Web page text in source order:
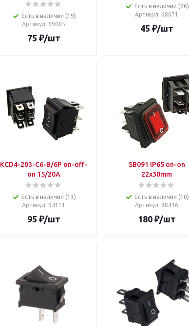
Есть в наличии (19)
Артикул: 69085
75 ₽/шт
Есть в наличии (46)
Артикул: 68671
45 ₽/шт
KCD4-203-C6-B/6P on-off-
on 15/20A
Есть в наличии (13)
Артикул: 34111
95 ₽/шт
SB091 IP65 on-on
22x30mm
Есть в наличии (10)
Артикул: 88436
180₽/шт